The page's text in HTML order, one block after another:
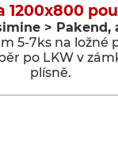
1200x800
> Pakend,
5-7ks na ložné
po LKW v
plísně.